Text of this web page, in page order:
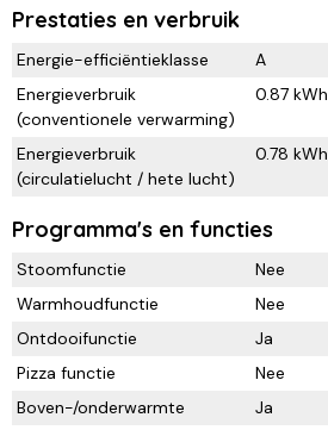
Prestaties en verbruik
Energie-efficiëntieklasse
A
Energieverbruik
(conventionele verwarming)
0.87 kWh
Energieverbruik
(circulatielucht / hete lucht)
0.78 kWh
Programma's en functies
Stoomfunctie
Nee
Warmhoudfunctie
Nee
Ontdooifunctie
Ja
Pizza functie
Nee
Boven-/onderwarmte
Ja